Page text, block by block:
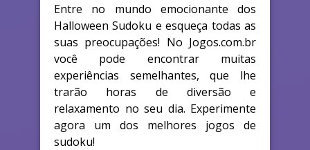
Entre no mundo emocionante dos
Halloween Sudoku e esqueça todas as
suas preocupações! No Jogos.com.br
você pode encontrar muitas
experiências semelhantes, que lhe
trarão horas de diversão e
relaxamento no seu dia. Experimente
agora um dos melhores jogos de
sudoku!